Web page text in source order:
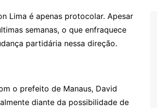
Lima é apenas protocolar. Apesar
semanas, o que enfraquece
partidária nessa direção.
o prefeito de Manaus, David
diante da possibilidade de